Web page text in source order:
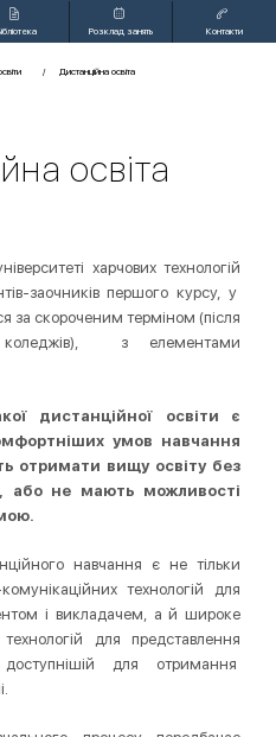
Розклад занять Контакти
Дистанційна освіта
освіта
харчових технологій
заочників першого курсу, у
за скороченим терміном (після
коледжів), з елементами
дистанційної освіти є
умов навчання
отримати вищу освіту без
або не мають можливості
навчання є не тільки
технологій для
і викладачем, а й широке
для представлення
для отримання